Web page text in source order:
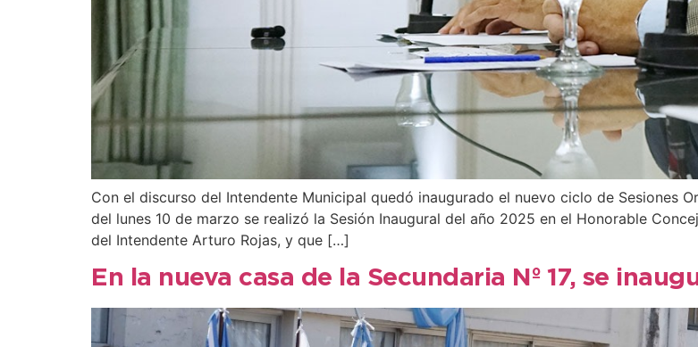
Con el discurso del Intendente Municipal quedó inaugurado el nuevo ciclo de Sesiones
del lunes 10 de marzo se realizó la Sesión Inaugural del año 2025 en el Honorable
del Intendente Arturo Rojas, y que […]
En la nueva casa de la Secundaria Nº 17, se